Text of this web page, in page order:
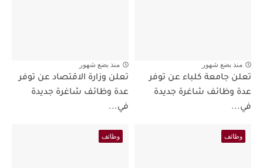
منذ بضع شهور
تعلن جامعة كلباء عن توفر
عدة وظائف شاغرة جديدة
في...
منذ بضع شهور
تعلن وزارة الاقتصاد عن توفر
عدة وظائف شاغرة جديدة
في...
وظائف وظائف